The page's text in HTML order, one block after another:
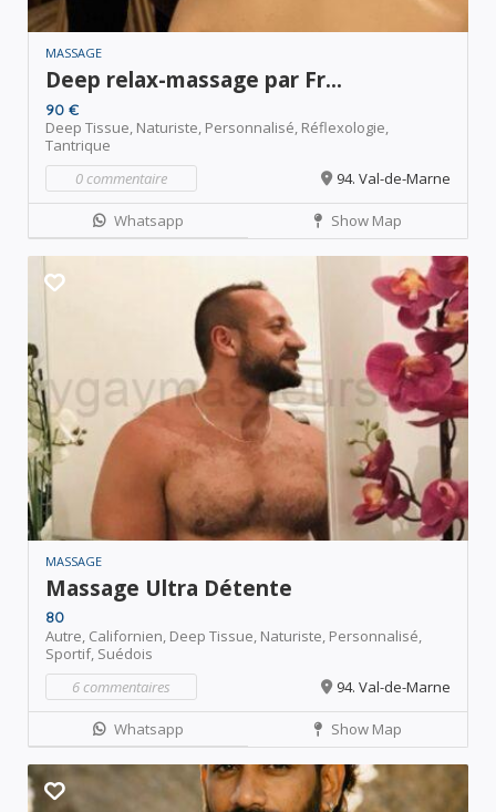
MASSAGE
Deep relax-massage par Fr...
90 €
Deep Tissue, Naturiste, Personnalisé, Réflexologie,
Tantrique
0 commentaire
94. Val-de-Marne
Whatsapp Show Map
MASSAGE
Massage Ultra Détente
80
Autre, Californien, Deep Tissue, Naturiste, Personnalisé,
Sportif, Suédois
6 commentaires
94. Val-de-Marne
Whatsapp Show Map